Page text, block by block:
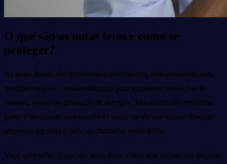
O que são as notas frias e como se
proteger?
As notas fiscais são documentos obrigatórios, indispensáveis para
qualquer negócio, sendo utilizadas para quaisquer transações de
compra, venda ou prestação de serviços. Mas existe um problema
grave e recorrente relacionado às notas fiscais que afetam diversas
empresas em todo o país: as chamadas notas frias.
Você quer saber o que são notas frias, como elas afetam seu negócio